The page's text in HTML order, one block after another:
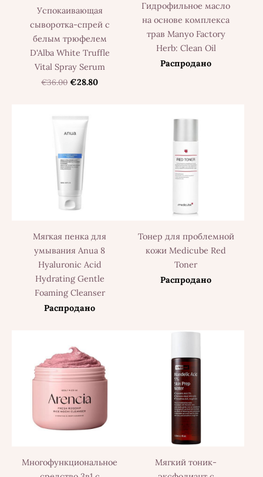
Успокаивающая
сыворотка-спрей с
белым трюфелем
D'Alba White Truffle
Vital Spray Serum
€36.00 €28.80
Гидрофильное масло
на основе комплекса
трав Manyo Factory
Herb: Clean Oil
Распродано
Мягкая пенка для
умывания Anua 8
Hyaluronic Acid
Hydrating Gentle
Foaming Cleanser
Распродано
Тонер для проблемной
кожи Medicube Red
Toner
Распродано
Многофункциональное
Мягкий тоник-